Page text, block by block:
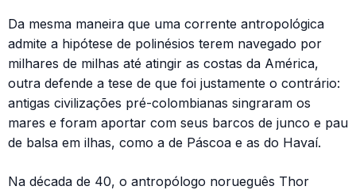
Da mesma maneira que uma corrente antropológica
admite a hipótese de polinésios terem navegado por
milhares de milhas até atingir as costas da América,
outra defende a tese de que foi justamente o contrário:
antigas civilizações pré-colombianas singraram os
mares e foram aportar com seus barcos de junco e pau
de balsa em ilhas, como a de Páscoa e as do Havaí.
Na década de 40, o antropólogo norueguês Thor